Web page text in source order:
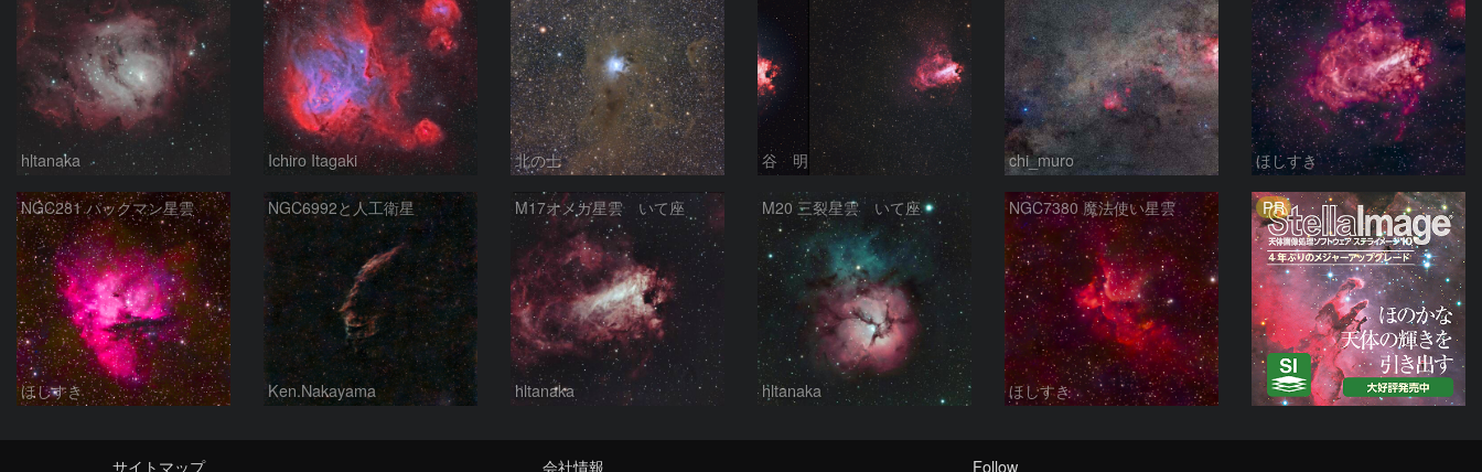
hltanaka Ichiro Itagaki 北の士 谷 明 chi_muro ほしすき
NGC281 パックマン星雲
ほしすき
NGC6992と人工衛星
Ken.Nakayama
M17オメガ星雲 いて座
hltanaka
M20 三裂星雲 いて座
hltanaka
NGC7380 魔法使い星雲
ほしすき
PR
サイトマップ 会社情報 Follow